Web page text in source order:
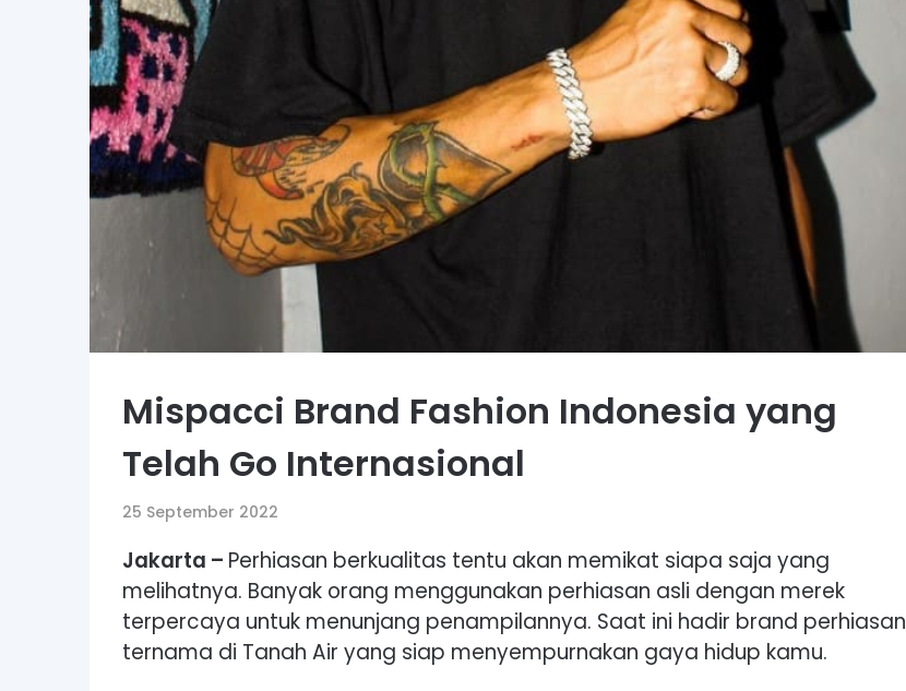
Mispacci Brand Fashion Indonesia yang
Telah Go Internasional
25 September 2022
Jakarta – Perhiasan berkualitas tentu akan memikat siapa saja yang
melihatnya. Banyak orang menggunakan perhiasan asli dengan merek
terpercaya untuk menunjang penampilannya. Saat ini hadir brand perhiasan
ternama di Tanah Air yang siap menyempurnakan gaya hidup kamu.